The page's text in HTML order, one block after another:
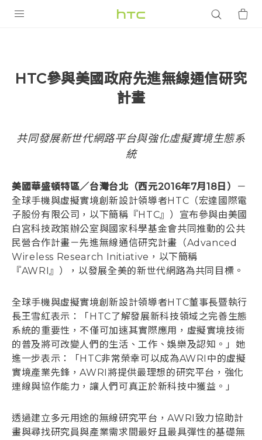
G REIGNS
優惠專區
焦點訊息
校園專案
企業採購
銷售門市
銷售通路
支援服務
VIVELAND
HTC參與美國政府先進無線通信研究
計畫
共同發展新世代網路平台與強化虛擬實境生態系
統
美國華盛頓特區／台灣台北（西元2016年7月18日）
－
全球手機與虛擬實境創新設計領導者HTC（宏達國際電
子股份有限公司，以下簡稱『HTC』）宣布參與由美國
白宮科技政策辦公室與國家科學基金會共同推動的公共
民營合作計畫－先進無線通信研究計畫（Advanced
Wireless Research Initiative，以下簡稱
『AWRI』），以發展全美的新世代網路為共同目標。
全球手機與虛擬實境創新設計領導者HTC董事長暨執行
長王雪紅表示：「HTC了解發展新科技領域之完善生態
系統的重要性，不僅可加速其實際應用，虛擬實境技術
的普及將可改變人們的生活、工作、娛樂及認知。」她
進一步表示：「HTC非常榮幸可以成為AWRI中的虛擬
實境產業先鋒，AWRI將提供最理想的研究平台，強化
連線與協作能力，讓人們可真正於新科技中獲益。」
透過建立多元用途的無線研究平台，AWRI致力協助計
畫與尋找研究員與產業需求間最好且最具彈性的基礎無